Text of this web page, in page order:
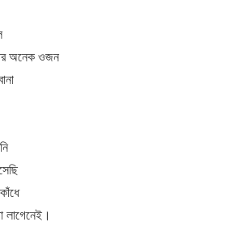
অনেক ওজন
লাগেনেই।